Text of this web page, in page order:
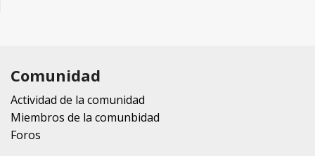
Comunidad
Actividad de la comunidad
Miembros de la comunbidad
Foros